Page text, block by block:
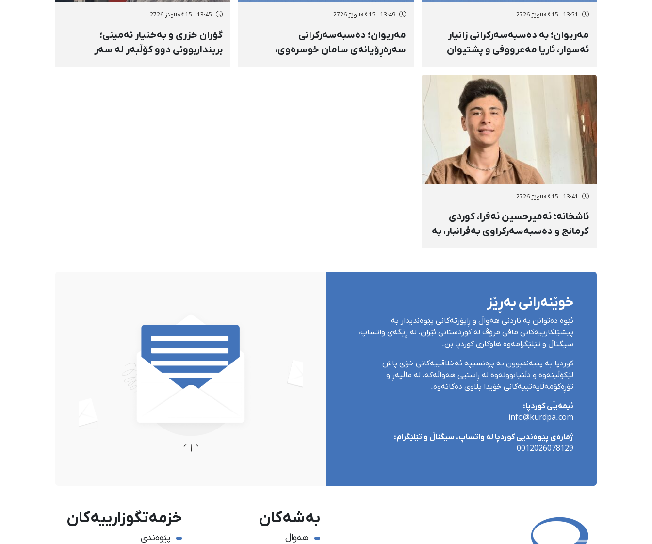
13:51 - 15 گەلاوێژ 2726
مەریوان؛ بە دەسبەسەرکرانی زانیار
ئەسوار، ئاریا مەعرووفی و پشتیوان
سەرەڕۆیانە لە ئاوایی «نێ» بۆ شەش
کەس زیادی کرد
13:49 - 15 گەلاوێژ 2726
مەریوان؛ دەسبەسەرکرانی
سەرەڕۆیانەی سامان خوسرەوی،
13:45 - 15 گەلاوێژ 2726
گۆران خزری و بەختیار ئەمینی؛
برینداربوونی دوو کۆڵبەر لە سەر
13:41 - 15 گەلاوێژ 2726
ئاشخانە؛ ئەمیرحسین ئەفرا، کوردی
کرمانج و دەسبەسەرکراوی بەفرانبار، بە
خوێنەرانی بەڕێز
ئێوە دەتوانن بە ناردنی هەواڵ و ڕاپۆرتەکانی پێوەندیدار بە
پیشێلکارییەکانی مافی مرۆڤ لە کوردستانی ئێران، لە ڕێگەی واتساپ،
سیگناڵ و تێلێگرامەوە هاوکاری کوردپا بن.
کوردپا بە پێبەندبوون بە پرەنسیپە ئەخلاقییەکانی خۆی پاش
لێکۆڵینەوە و دڵنیابوونەوە لە ڕاستیی هەواڵەکە، لە ماڵپەڕ و
تۆڕەکۆمەڵایەتییەکانی خۆیدا بڵاوی دەکاتەوە.
ئیمەیڵی کوردپا:
info@kurdpa.com
ژمارەی پێوەندیی کوردپا لە واتساپ، سیگناڵ و تێلێگرام:
0012026078129
بەشەکان
هەواڵ
خزمەتگوزارییەکان
پێوەندی